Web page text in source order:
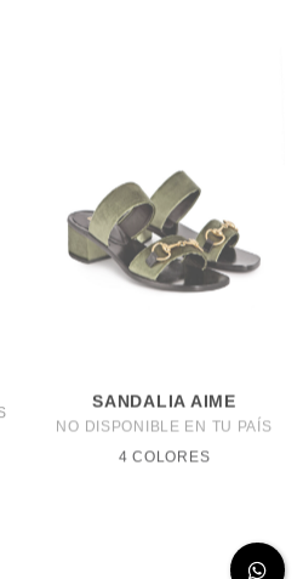
NO DISPONIBLE EN TU PAÍS
4 COLORES